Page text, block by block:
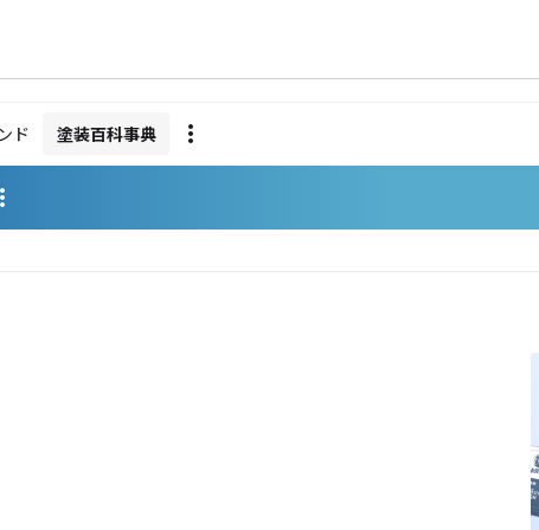
ド 塗装百科事典